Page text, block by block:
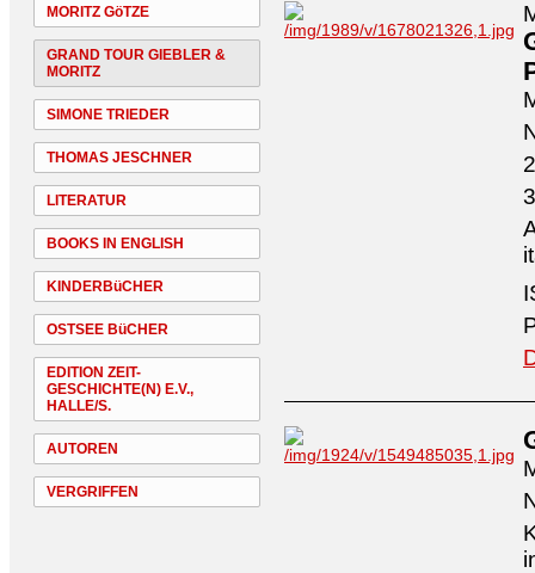
MORITZ GöTZE
GRAND TOUR GIEBLER &
MORITZ
SIMONE TRIEDER
THOMAS JESCHNER
LITERATUR
BOOKS IN ENGLISH
KINDERBüCHER
OSTSEE BüCHER
EDITION ZEIT-
GESCHICHTE(N) E.V.,
HALLE/S.
AUTOREN
VERGRIFFEN